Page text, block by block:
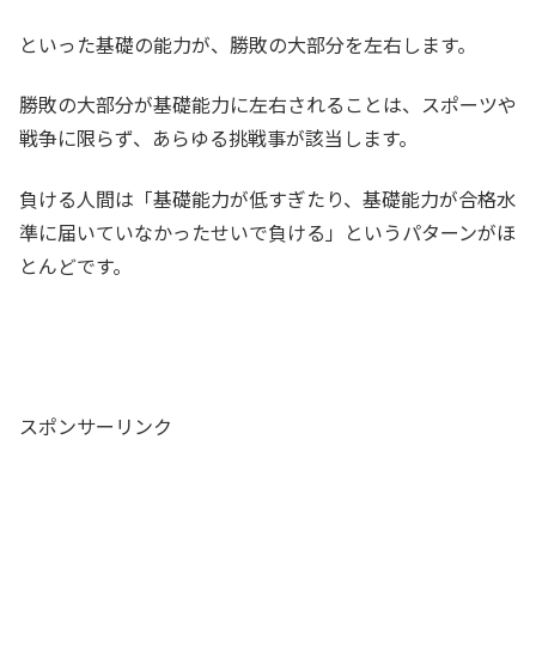
といった基礎の能力が、勝敗の大部分を左右します。
勝敗の大部分が基礎能力に左右されることは、スポーツや
戦争に限らず、あらゆる挑戦事が該当します。
負ける人間は「基礎能力が低すぎたり、基礎能力が合格水
準に届いていなかったせいで負ける」というパターンがほ
とんどです。
スポンサーリンク